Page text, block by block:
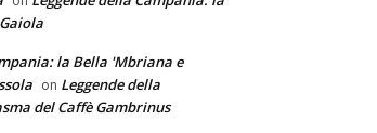
la Bella 'Mbriana e
on Leggende della
del Caffè Gambrinus